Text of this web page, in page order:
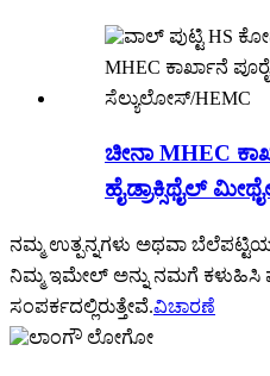
ಚೀನಾ MHEC
ಹೈಡ್ರಾಕ್ಸಿಥೈಲ್
ನಮ್ಮ ಉತ್ಪನ್ನಗಳು ಅಥವಾ
ನಿಮ್ಮ ಇಮೇಲ್ ಅನ್ನು ನಮಗೆ ಕಳುಹಿಸಿ
ಸಂಪರ್ಕದಲ್ಲಿರುತ್ತೇವೆ.ವಿಚಾರಣೆ